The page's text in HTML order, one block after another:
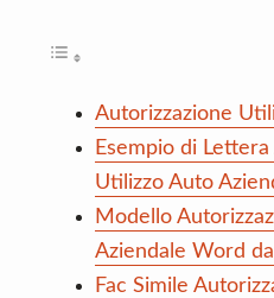
Autorizzazione
Esempio di
Utilizzo Auto
Modello
Aziendale Word
Fac Simile